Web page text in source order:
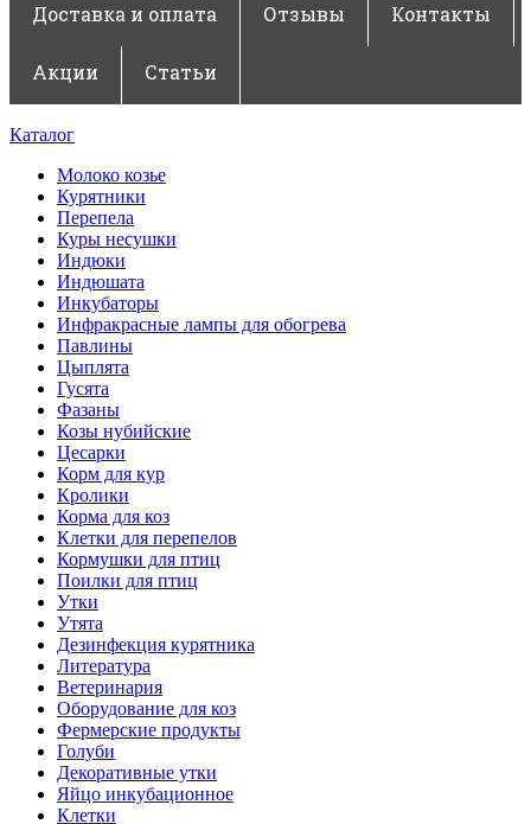
Доставка и оплата Отзывы Контакты
Акции Статьи
Каталог
Молоко козье
Курятники
Перепела
Куры несушки
Индюки
Индюшата
Инкубаторы
Инфракрасные лампы для обогрева
Павлины
Цыплята
Гусята
Фазаны
Козы нубийские
Цесарки
Корм для кур
Кролики
Корма для коз
Клетки для перепелов
Кормушки для птиц
Поилки для птиц
Утки
Утята
Дезинфекция курятника
Литература
Ветеринария
Оборудование для коз
Фермерские продукты
Голуби
Декоративные утки
Яйцо инкубационное
Клетки